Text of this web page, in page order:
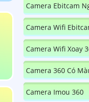
Camera Ebitcam
Camera Wifi
Camera Wifi Xoay
Camera 360 Có
Camera Imou 360